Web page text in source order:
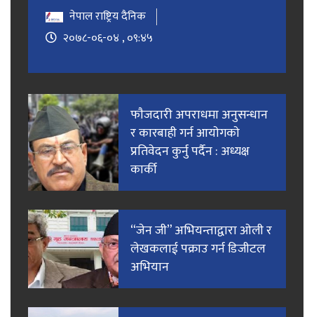
नेपाल राष्ट्रिय दैनिक
२०७८-०६-०४ , ०९:४५
फाैजदारी अपराधमा अनुसन्धान
र कारबाही गर्न आयाेगकाे
प्रतिवेदन कुर्नु पर्दैन : अध्यक्ष
कार्की
“जेन जी” अभियन्ताद्वारा ओली र
लेखकलाई पक्राउ गर्न डिजीटल
अभियान